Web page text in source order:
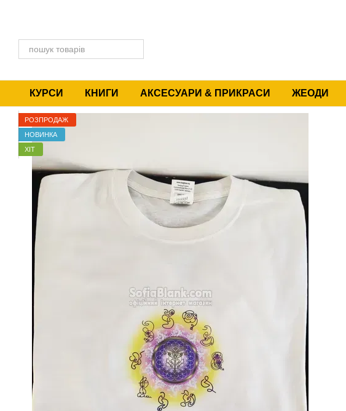
КУРСИ КНИГИ АКСЕСУАРИ & ПРИКРАСИ ЖЕОДИ
РОЗПРОДАЖ
НОВИНКА
ХІТ